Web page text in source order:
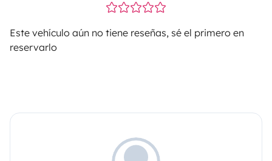
Este vehículo aún no tiene reseñas, sé el primero en
reservarlo